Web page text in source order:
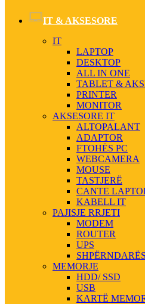
IT & AKSESORE
IT
LAPTOP
DESKTOP
ALL IN ONE
TABLET &
PRINTER
MONITOR
AKSESORE IT
ALTOPALANT
ADAPTOR
FTOHËS PC
WEBCAMERA
MOUSE
TASTJERË
CANTE
KABELL IT
PAJISJE RRJETI
MODEM
ROUTER
UPS
MEMORJE
HDD/ SSD
USB
KARTË